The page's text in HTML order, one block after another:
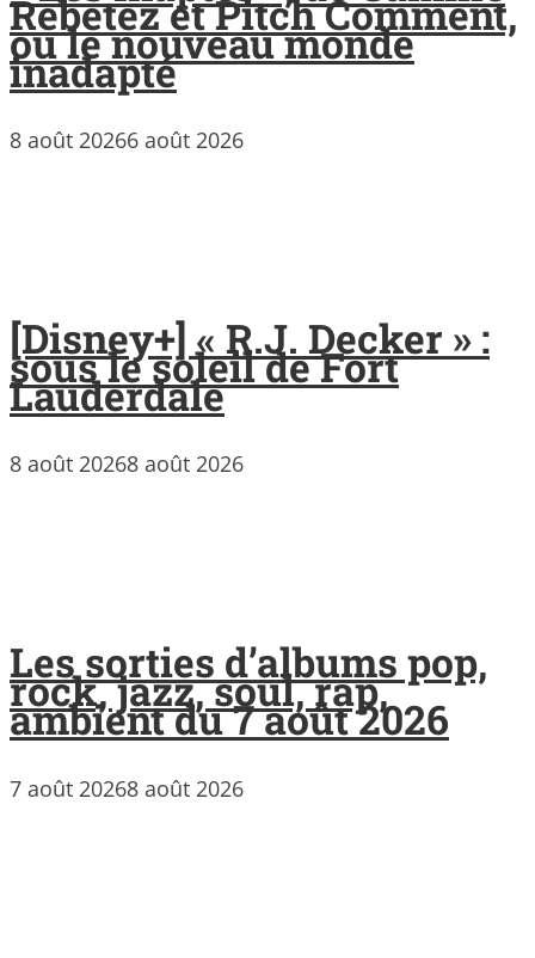
Rebetez et Pitch Comment,
ou le nouveau monde
inadapté
8 août 20266 août 2026
[Disney+] « R.J. Decker » :
sous le soleil de Fort
Lauderdale
8 août 20268 août 2026
Les sorties d’albums pop,
rock, jazz, soul, rap,
ambient du 7 août 2026
7 août 20268 août 2026